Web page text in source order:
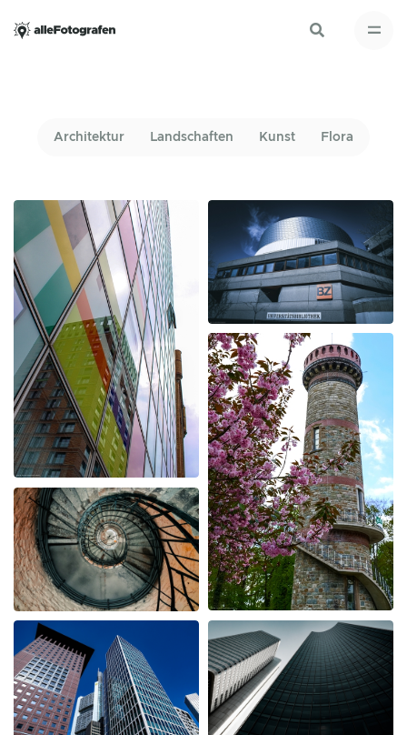
Architektur Landschaften Kunst Flora